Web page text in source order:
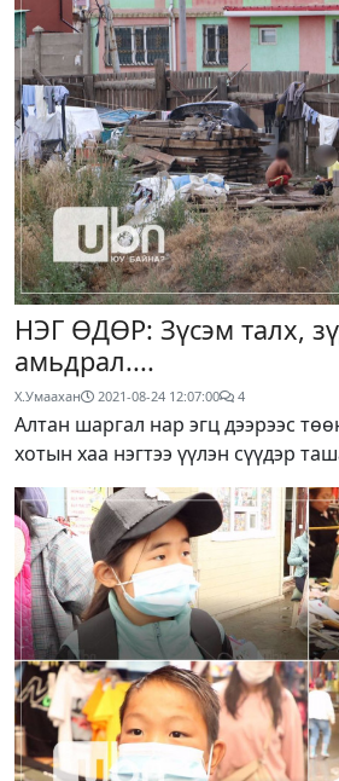
НЭГ ӨДӨР: Зүсэм талх,
амьдрал....
Х.Умаахан 2021-08-24 12:07:00 4
Алтан шаргал нар эгц дээрээс
хотын хаа нэгтээ үүлэн сүүдэр